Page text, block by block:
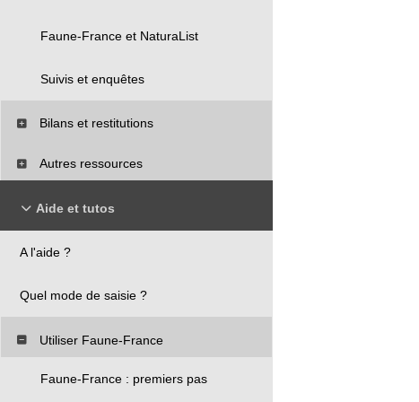
Faune-France et NaturaList
Suivis et enquêtes
Bilans et restitutions
Autres ressources
Aide et tutos
A l'aide ?
Quel mode de saisie ?
Utiliser Faune-France
Faune-France : premiers pas